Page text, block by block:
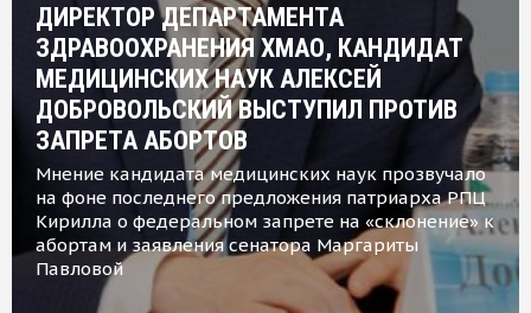
ДИРЕКТОР ДЕПАРТАМЕНТА
ЗДРАВООХРАНЕНИЯ ХМАО, КАНДИДАТ
МЕДИЦИНСКИХ НАУК АЛЕКСЕЙ
ДОБРОВОЛЬСКИЙ ВЫСТУПИЛ ПРОТИВ
ЗАПРЕТА АБОРТОВ
Мнение кандидата медицинских наук прозвучало
на фоне последнего предложения патриарха РПЦ
Кирилла о федеральном запрете на «склонение» к
абортам и заявления сенатора Маргариты
Павловой